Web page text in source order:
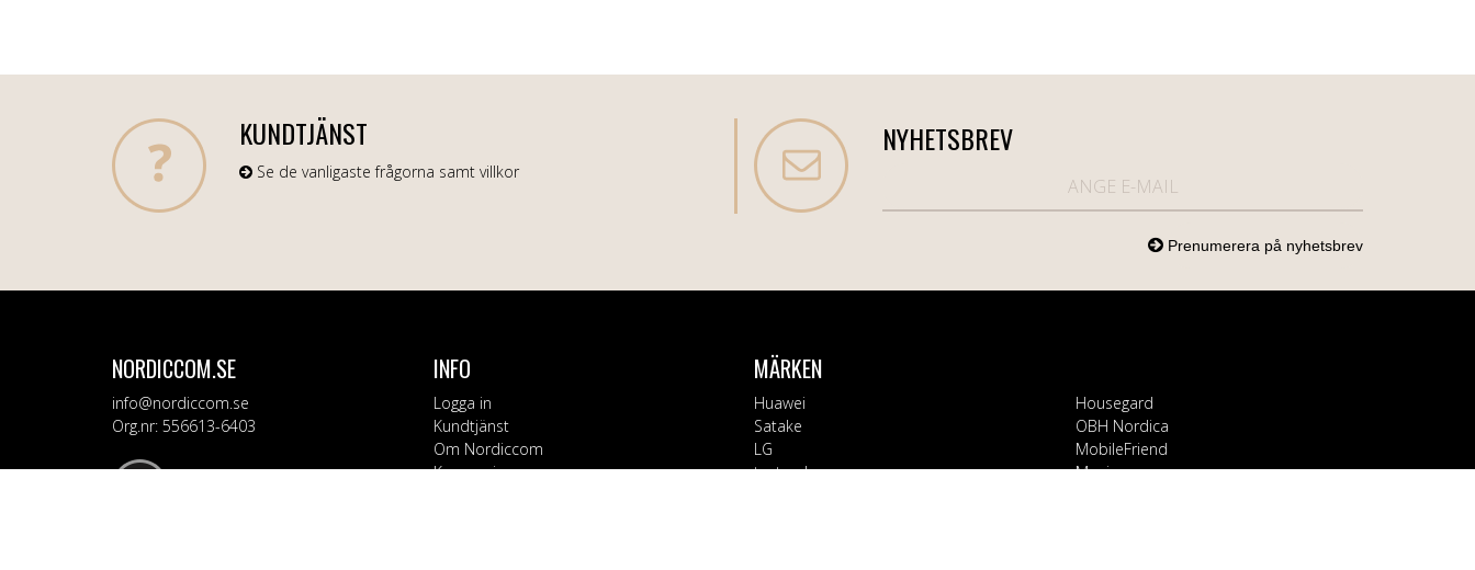
KUNDTJÄNST
Se de vanligaste frågorna samt villkor
NYHETSBREV
NORDICCOM.SE
info@nordiccom.se
Org.nr: 556613-6403
INFO
Logga in
Kundtjänst
Om Nordiccom
Kampanjvaror
MÄRKEN
Huawei
Satake
LG
testsynk
Housegard
OBH Nordica
MobileFriend
Mozi